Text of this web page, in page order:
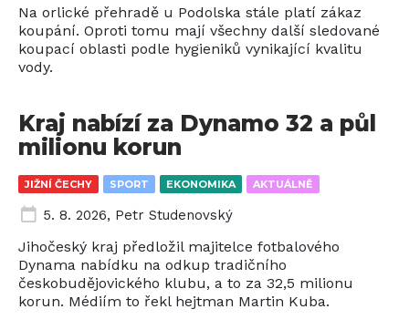
Na orlické přehradě u Podolska stále platí zákaz
koupání. Oproti tomu mají všechny další sledované
koupací oblasti podle hygieniků vynikající kvalitu
vody.
JIŽNÍ ČECHY SPORT EKONOMIKA AKTUÁLNĚ
Kraj nabízí za Dynamo 32 a půl
milionu korun
5. 8. 2026, Petr Studenovský
Jihočeský kraj předložil majitelce fotbalového
Dynama nabídku na odkup tradičního
českobudějovického klubu, a to za 32,5 milionu
korun. Médiím to řekl hejtman Martin Kuba.